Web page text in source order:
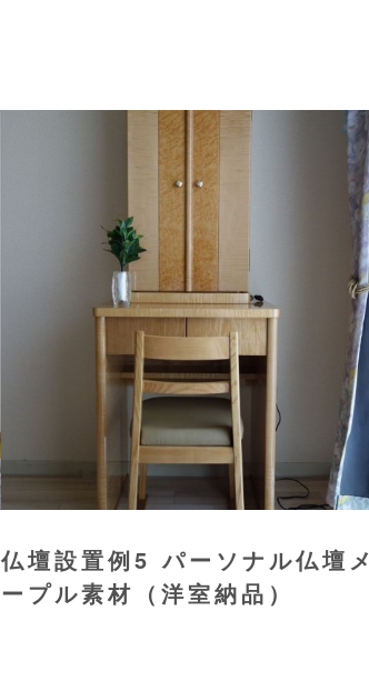
仏壇設置例5 パーソナル仏壇メ
ープル素材（洋室納品）